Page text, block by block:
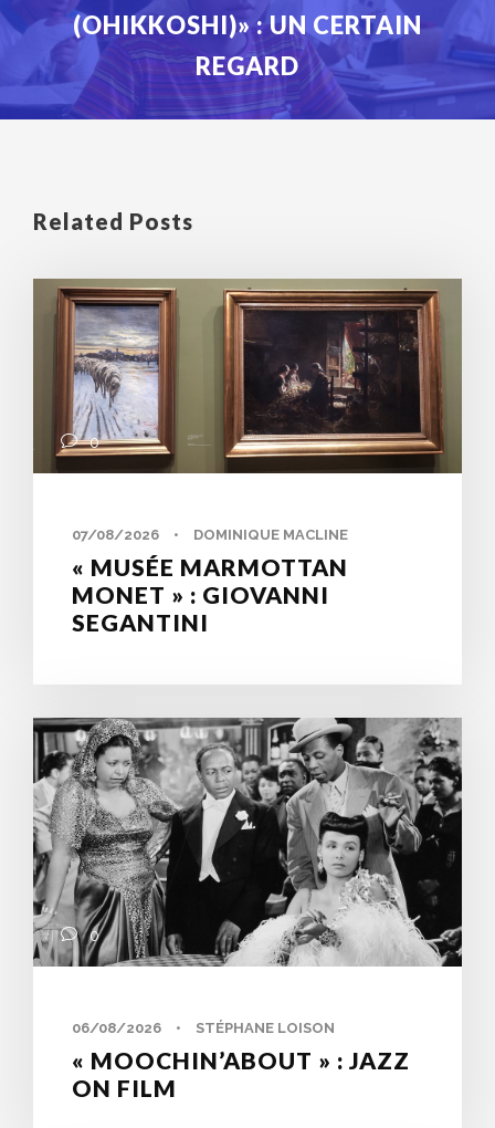
(OHIKKOSHI)» : UN CERTAIN
REGARD
Related Posts
0
07/08/2026 • DOMINIQUE MACLINE
« MUSÉE MARMOTTAN
MONET » : GIOVANNI
SEGANTINI
0
06/08/2026 • STÉPHANE LOISON
« MOOCHIN’ABOUT » : JAZZ
ON FILM